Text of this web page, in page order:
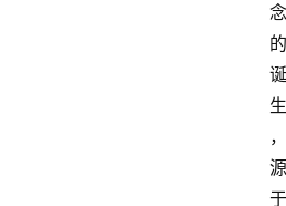
念
的
诞
生
，
源
于